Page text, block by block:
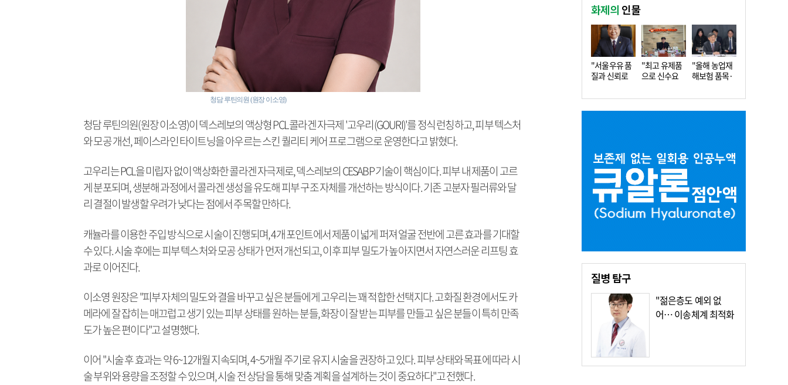
청담 루틴의원 (원장 이소영)
청담 루틴의원(원장 이소영)이 덱스레보의 액상형 PCL 콜라겐 자극제 '고우리(GOURI)'를 정식 런칭하고, 피부 텍스처
와 모공 개선, 페이스라인 타이트닝을 아우르는 스킨 퀄리티 케어 프로그램으로 운영한다고 밝혔다.
고우리는 PCL을 미립자 없이 액상화한 콜라겐 자극제로, 덱스레보의 CESABP 기술이 핵심이다. 피부 내 제품이 고르
게 분포되며, 생분해 과정에서 콜라겐 생성을 유도해 피부 구조 자체를 개선하는 방식이다. 기존 고분자 필러류와 달
리 결절이 발생할 우려가 낮다는 점에서 주목할 만하다.
캐뉼라를 이용한 주입 방식으로 시술이 진행되며, 4개 포인트에서 제품이 넓게 퍼져 얼굴 전반에 고른 효과를 기대할
수 있다. 시술 후에는 피부 텍스처와 모공 상태가 먼저 개선되고, 이후 피부 밀도가 높아지면서 자연스러운 리프팅 효
과로 이어진다.
이소영 원장은 "피부 자체의 밀도와 결을 바꾸고 싶은 분들에게 고우리는 꽤 적합한 선택지다. 고화질 환경에서도 카
메라에 잘 잡히는 매끄럽고 생기 있는 피부 상태를 원하는 분들, 화장이 잘 받는 피부를 만들고 싶은 분들이 특히 만족
도가 높은 편이다"고 설명했다.
이어 "시술 후 효과는 약 6~12개월 지속되며, 4~5개월 주기로 유지 시술을 권장하고 있다. 피부 상태와 목표에 따라 시
술 부위와 용량을 조정할 수 있으며, 시술 전 상담을 통해 맞춤 계획을 설계하는 것이 중요하다"고 전했다.
화제의 인물
"서울우유 품
질과 신뢰로
"최고 유제품
으로 신수요
"올해 농업재
해보험 품목·
질병탐구
"젊은층도 예외 없
어… 이송체계 최적화